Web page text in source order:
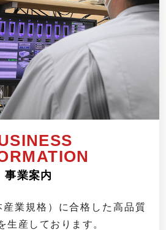
事業案内
業規格）に合格した高品質
生産しております。